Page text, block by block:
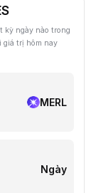
kỳ ngày nào trong
giá trị hôm nay
MERL
Ngày